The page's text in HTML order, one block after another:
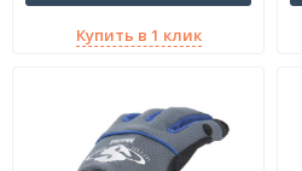
Купить в 1 клик